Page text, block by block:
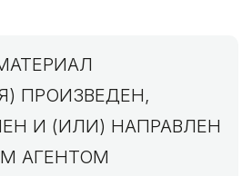
ПРОИЗВЕДЕН,
И (ИЛИ) НАПРАВЛЕН
АГЕНТОМ